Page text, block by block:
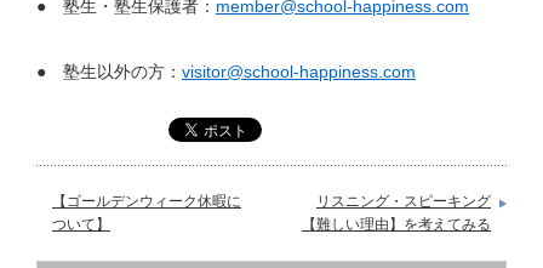
● 塾生・塾生保護者： member@school-happiness.com
● 塾生以外の方： visitor@school-happiness.com
【ゴールデンウィーク休暇に
ついて】
リスニング・スピーキング
【難しい理由】を考えてみる